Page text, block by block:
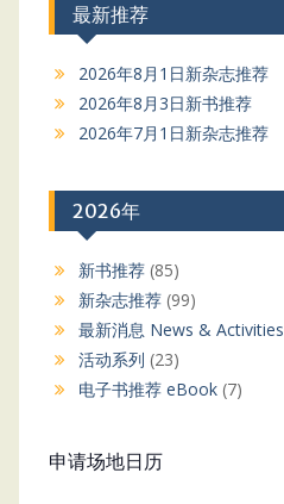
最新推荐
2026年8月1日新杂志推荐
2026年8月3日新书推荐
2026年7月1日新杂志推荐
2026年
新书推荐(85)
新杂志推荐(99)
最新消息 News & Activities
活动系列 (23)
电子书推荐 eBook(7)
申请场地日历